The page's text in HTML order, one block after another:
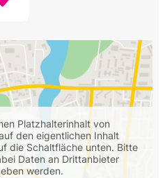
Platzhalterinhalt von
den eigentlichen Inhalt
die Schaltfläche unten. Bitte
Daten an Drittanbieter
werden.